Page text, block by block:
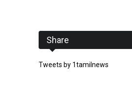
Share
Tweets by 1tamilnews